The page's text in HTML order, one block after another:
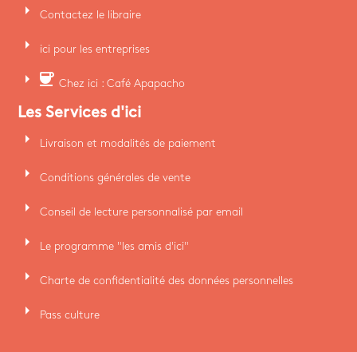
arrow_right Contactez le libraire
arrow_right ici pour les entreprises
arrow_right coffee Chez ici : Café Apapacho
Les Services d'ici
arrow_right Livraison et modalités de paiement
arrow_right Conditions générales de vente
arrow_right Conseil de lecture personnalisé par email
arrow_right Le programme "les amis d'ici"
arrow_right Charte de confidentialité des données personnelles
arrow_right Pass culture